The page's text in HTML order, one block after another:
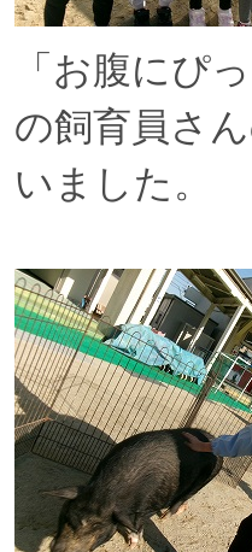
「お腹にぴ
の飼育員さ
いました。